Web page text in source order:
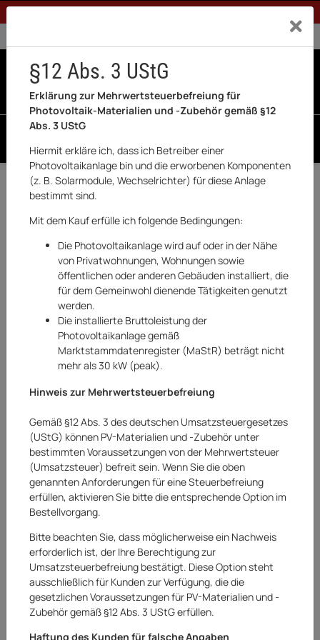
1% Rabatt bei Banküberweisung (Privatkunden)Exklusiv
Zurück Garten & Outdoor
Lounge-Set mit Esstisch Kalgan 6-teilig
Wicker Eisgrau Anthrazit
20252496AR
§12 Abs. 3 UStG
Erklärung zur Mehrwertsteuerbefreiung für
Photovoltaik-Materialien und -Zubehör gemäß §12
Abs. 3 UStG
Hiermit erkläre ich, dass ich Betreiber einer
Photovoltaikanlage bin und die erworbenen Komponenten
(z. B. Solarmodule, Wechselrichter) für diese Anlage
bestimmt sind.
Mit dem Kauf erfülle ich folgende Bedingungen:
Die Photovoltaikanlage wird auf oder in der Nähe
von Privatwohnungen, Wohnungen sowie
öffentlichen oder anderen Gebäuden installiert, die
für dem Gemeinwohl dienende Tätigkeiten genutzt
werden.
Die installierte Bruttoleistung der
Photovoltaikanlage gemäß
Marktstammdatenregister (MaStR) beträgt nicht
mehr als 30 kW (peak).
Hinweis zur Mehrwertsteuerbefreiung
Gemäß §12 Abs. 3 des deutschen Umsatzsteuergesetzes
(UStG) können PV-Materialien und -Zubehör unter
bestimmten Voraussetzungen von der Mehrwertsteuer
(Umsatzsteuer) befreit sein. Wenn Sie die oben
genannten Anforderungen für eine Steuerbefreiung
erfüllen, aktivieren Sie bitte die entsprechende Option im
Bestellvorgang.
Bitte beachten Sie, dass möglicherweise ein Nachweis
erforderlich ist, der Ihre Berechtigung zur
Umsatzsteuerbefreiung bestätigt. Diese Option steht
ausschließlich für Kunden zur Verfügung, die die
gesetzlichen Voraussetzungen für PV-Materialien und -
Zubehör gemäß §12 Abs. 3 UStG erfüllen.
Haftung des Kunden für falsche Angaben